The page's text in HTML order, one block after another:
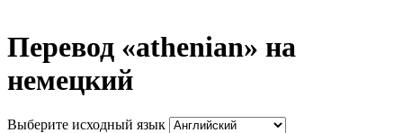
Перевод «athenian» на
немецкий
Выберите исходный язык